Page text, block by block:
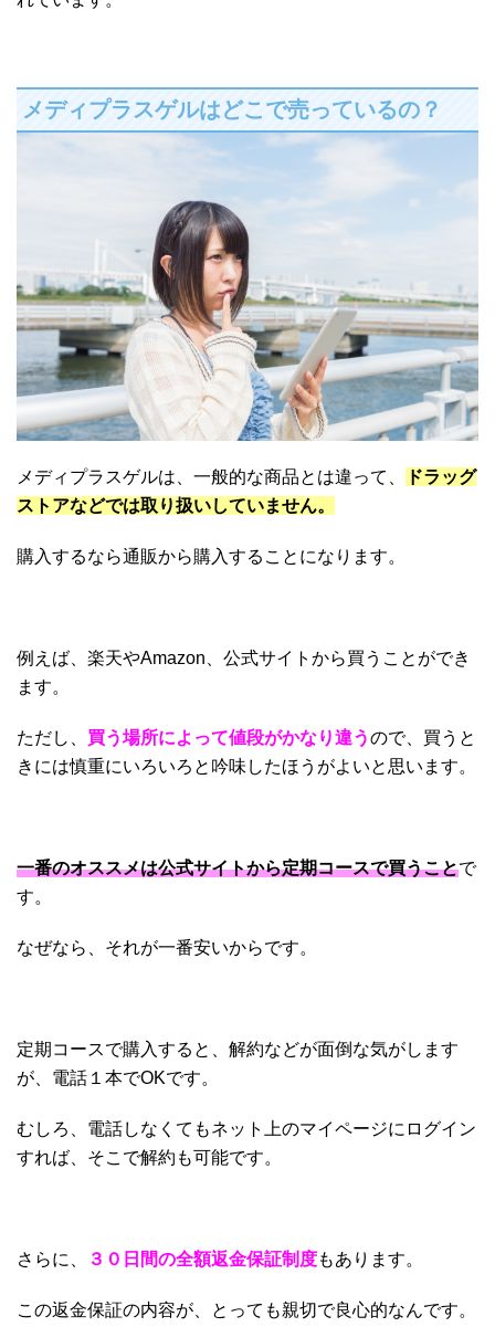
メディプラスゲルはどこで売っているの？
メディプラスゲルは、一般的な商品とは違って、
ドラッグ
ストアなどでは取り扱いしていません。
購入するなら通販から購入することになります。
例えば、楽天やAmazon、公式サイトから買うことができ
ます。
ただし、 買う場所によって値段がかなり違うので、買うと
きには慎重にいろいろと吟味したほうがよいと思います。
一番のオススメは公式サイトから定期コースで買うことで
す。
なぜなら、それが一番安いからです。
定期コースで購入すると、解約などが面倒な気がします
が、電話１本でOKです。
むしろ、電話しなくてもネット上のマイページにログイン
すれば、そこで解約も可能です。
さらに、 ３０日間の全額返金保証制度もあります。
この返金保証の内容が、とっても親切で良心的なんです。